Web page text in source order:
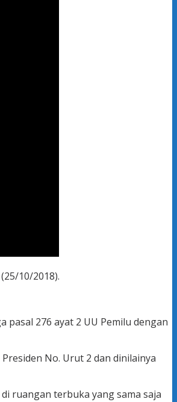
10/2018).
pasal 276 ayat 2 UU Pemilu dengan
No. Urut 2 dan dinilainya
ruangan terbuka yang sama saja